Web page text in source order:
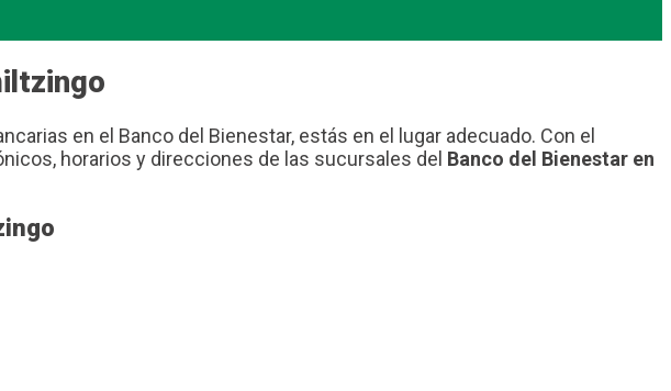
en el Banco del Bienestar, estás en el lugar adecuado. Con el
horarios y direcciones de las sucursales del Banco del Bienestar en